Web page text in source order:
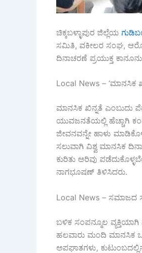
ಚಿಕ್ಕಬಳ್ಳಾಪುರ ಜಿಲ್ಲೆಯ
ಸಮಿತಿ, ವಕೀಲರ ಸಂಘ,
ದಿನಾಚರಣೆ ಪ್ರಯುಕ್ತ
Local News – ‘ಮಾನಸಿಕ
ಮಾನಸಿಕ ಖಿನ್ನತೆ ಎಂಬುದು
ಯುವಜನತೆಯಲ್ಲಿ ಹೆಚ್ಚಾಗಿ
ಜೀವನವನ್ನೇ ಹಾಳು
ಸಲುವಾಗಿ ವಿಶ್ವ ಮಾನಸಿಕ
ಕುರಿತು ಅರಿವು
ನಾಗಭೂಷಣ್ ತಿಳಿಸಿದರು.
Local News –
ಬಳಿಕ ಸಂಪನ್ಮೂಲ
ಹಲವಾರು ಮಂದಿ ಮಾನಸಿಕ
ಅಪಘಾತಗಳು,